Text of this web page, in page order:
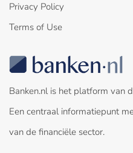
Privacy Policy
Terms of Use
Banken.nl is het platform van
Een centraal informatiepunt
van de financiële sector.